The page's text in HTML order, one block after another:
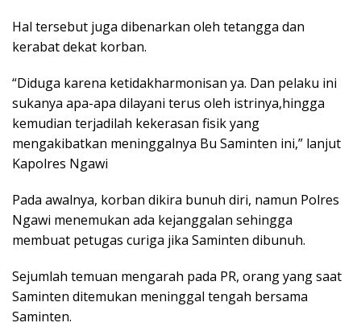
Hal tersebut juga dibenarkan oleh tetangga dan
kerabat dekat korban.
“Diduga karena ketidakharmonisan ya. Dan pelaku ini
sukanya apa-apa dilayani terus oleh istrinya,hingga
kemudian terjadilah kekerasan fisik yang
mengakibatkan meninggalnya Bu Saminten ini,” lanjut
Kapolres Ngawi
Pada awalnya, korban dikira bunuh diri, namun Polres
Ngawi menemukan ada kejanggalan sehingga
membuat petugas curiga jika Saminten dibunuh.
Sejumlah temuan mengarah pada PR, orang yang saat
Saminten ditemukan meninggal tengah bersama
Saminten.